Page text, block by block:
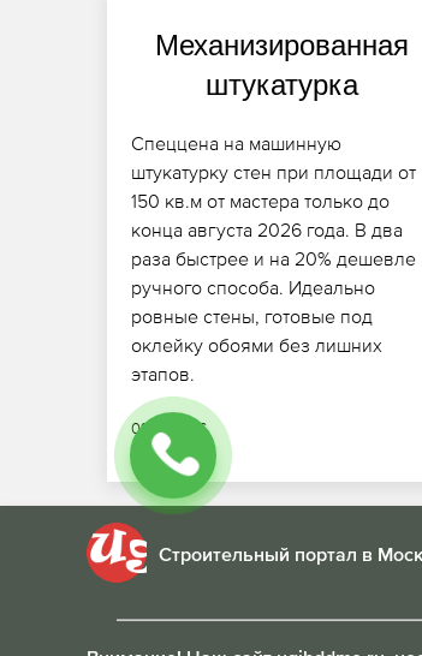
Механизированная
штукатурка
Спеццена на машинную
штукатурку стен при площади от
150 кв.м от мастера только до
конца августа 2026 года. В два
раза быстрее и на 20% дешевле
ручного способа. Идеально
ровные стены, готовые под
оклейку обоями без лишних
этапов.
01.07.2026
Строительный портал в